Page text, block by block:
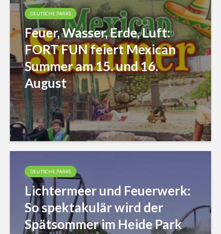
DEUTSCHE PARKS
Feuer, Wasser, Erde, Luft:
FORT FUN feiert Mexican
Summer am 15. und 16.
August
DEUTSCHE PARKS
Lichtermeer und Feuerwerk:
So spektakulär wird der
Spätsommer im Heide Park